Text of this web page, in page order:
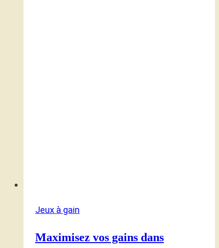
Jeux à gain
Maximisez vos gains dans